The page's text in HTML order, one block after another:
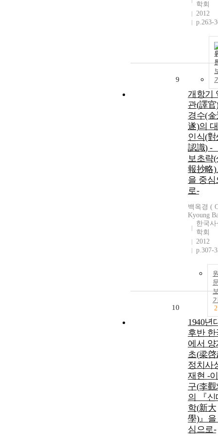
학회
2012
p.263-
9
개항기
관(譯官
경수(金
遂)의
인식(對
認識) -
보초략(
報抄略)
을 중심
로-
백옥경 (
Kyoung
한국
학회
2012
p.307-
2
10
1940년
후반 한
에서 양
초(梁啓
정치사
재현 -
구(李觀
의 『신
학(新大
學)』을
심으로-